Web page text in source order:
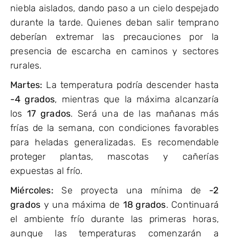
niebla aislados, dando paso a un cielo despejado
durante la tarde. Quienes deban salir temprano
deberían extremar las precauciones por la
presencia de escarcha en caminos y sectores
rurales.
Martes: La temperatura podría descender hasta
-4 grados, mientras que la máxima alcanzaría
los17 grados. Será una de las mañanas más
frías de la semana, con condiciones favorables
para heladas generalizadas. Es recomendable
proteger plantas, mascotas y cañerías
expuestas al frío.
Miércoles: Se proyecta una mínima de -2
grados y una máxima de 18 grados. Continuará
el ambiente frío durante las primeras horas,
aunque las temperaturas comenzarán a